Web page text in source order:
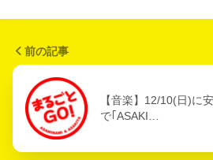
前の記事
【音楽】12/10(日)に
で｢ASAKI…